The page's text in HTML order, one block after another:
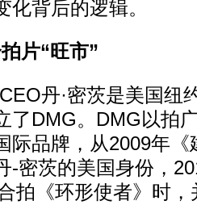
背后的逻辑。
片“旺市”
丹·密茨是美国纽
了DMG。DMG以拍
际品牌，从2009年
-密茨的美国身份，
拍《环形使者》时